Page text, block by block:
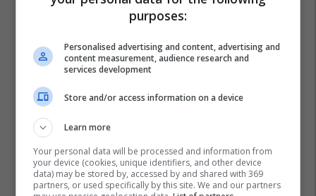
purposes:
Personalised advertising and content, advertising and
content measurement, audience research and
services development
Store and/or access information on a device
Learn more
Your personal data will be processed and information from
your device (cookies, unique identifiers, and other device
data) may be stored by, accessed by and shared with 369
partners, or used specifically by this site. We and our partners